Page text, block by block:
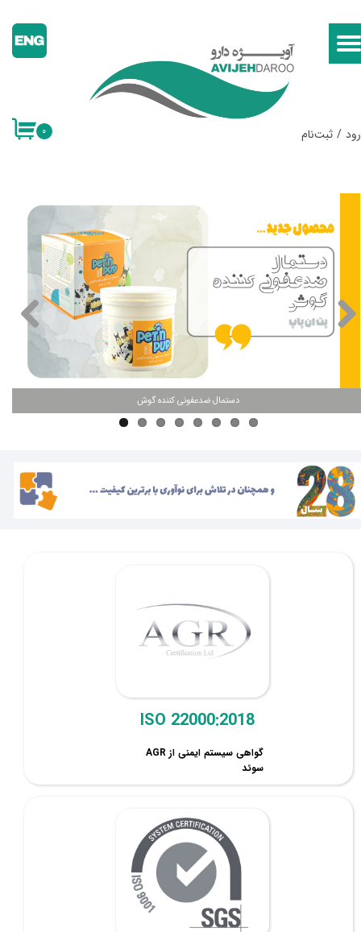
۰ / ثبت‌نام
حساب کاربری من
تغییر گذر واژه
دستمال ضدعفونی کننده گوش
ISO 22000:2018
گواهی سیستم ایمنی از AGR
سوئد